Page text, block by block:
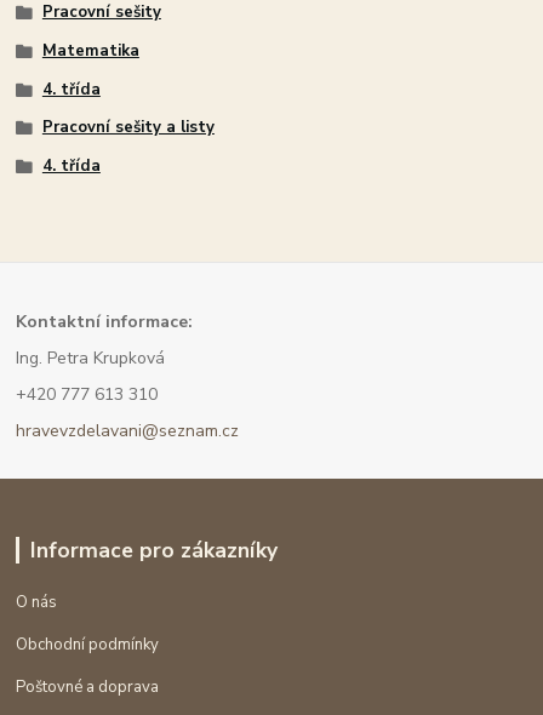
Pracovní sešity
Matematika
4. třída
Pracovní sešity a listy
4. třída
Kontaktní informace:
Ing. Petra Krupková
+420 777 613 310
hravevzdelavani@seznam.cz
Informace pro zákazníky
O nás
Obchodní podmínky
Poštovné a doprava